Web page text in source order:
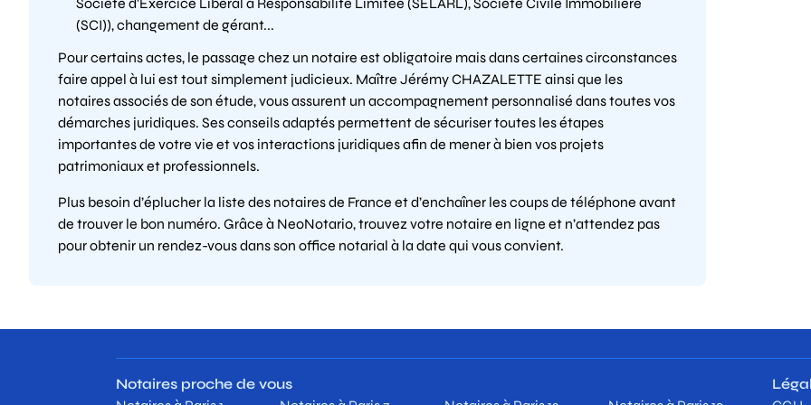
(SCI)), changement de gérant...
Pour certains actes, le passage chez un notaire est obligatoire mais dans certaines circonstances
faire appel à lui est tout simplement judicieux. Maître Jérémy CHAZALETTE ainsi que les
notaires associés de son étude, vous assurent un accompagnement personnalisé dans toutes vos
démarches juridiques. Ses conseils adaptés permettent de sécuriser toutes les étapes
importantes de votre vie et vos interactions juridiques afin de mener à bien vos projets
patrimoniaux et professionnels.
Plus besoin d’éplucher la liste des notaires de France et d’enchaîner les coups de téléphone avant
de trouver le bon numéro. Grâce à NeoNotario, trouvez votre notaire en ligne et n’attendez pas
pour obtenir un rendez-vous dans son office notarial à la date qui vous convient.
Notaires proche de vous
Légal